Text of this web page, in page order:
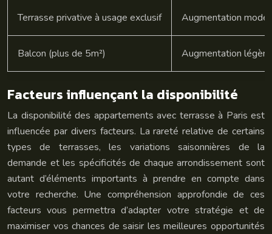
Terrasse privative à usage exclusif Augmentation
Balcon (plus de 5m²) Augmentation légère
Facteurs influençant la disponibilité
La disponibilité des appartements avec terrasse à Paris est
influencée par divers facteurs. La rareté relative de certains
types de terrasses, les variations saisonnières de la
demande et les spécificités de chaque arrondissement sont
autant d’éléments importants à prendre en compte dans
votre recherche. Une compréhension approfondie de ces
facteurs vous permettra d’adapter votre stratégie et de
maximiser vos chances de saisir les meilleures opportunités